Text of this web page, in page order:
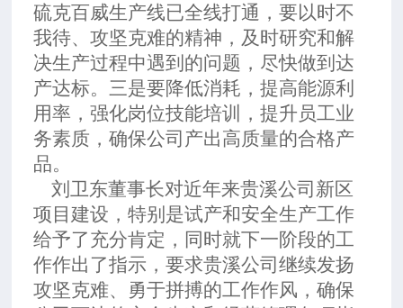
硫克百威生产线已全线打通，要以时不
我待、攻坚克难的精神，及时研究和解
决生产过程中遇到的问题，尽快做到达
产达标。三是要降低消耗，提高能源利
用率，强化岗位技能培训，提升员工业
务素质，确保公司产出高质量的合格产
品。
刘卫东董事长对近年来贵溪公司新区
项目建设，特别是试产和安全生产工作
给予了充分肯定，同时就下一阶段的工
作作出了指示，要求贵溪公司继续发扬
攻坚克难、勇于拼搏的工作作风，确保